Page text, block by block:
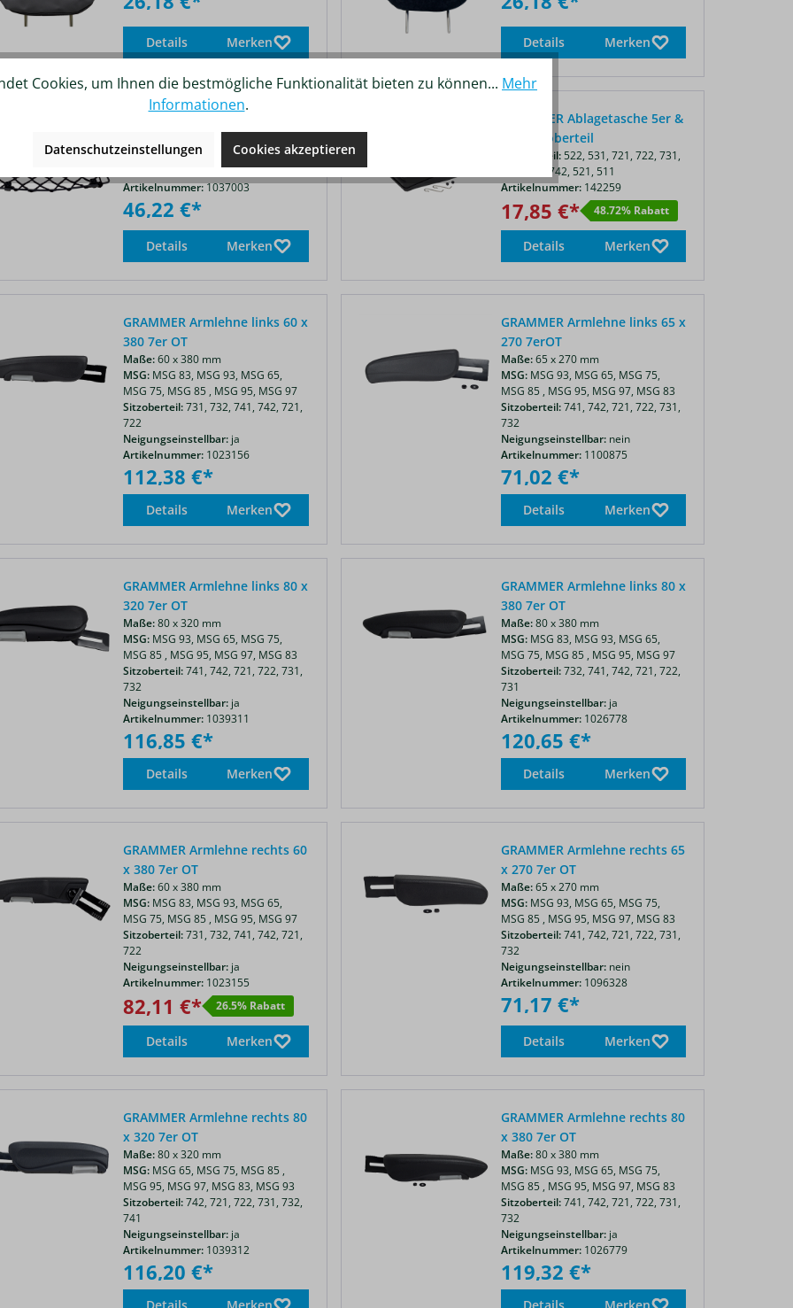
Details Merken Details Merken
Sitzoberteil:732, 742,721, 722,
Artikelnummer:1037003
46,22 €*
Details Merken
GRAMMER Ablagetasche 5er &
7er Sitzoberteil
Sitzoberteil: 522, 531, 721, 722, 731,
742, 521, 511
Artikelnummer: 142259
17,85 €* 48.72% Rabatt
Details Merken
GRAMMER Armlehne links 60 x
380 7er OT
Maße:60 x 380 mm
MSG: MSG 83, MSG 93, MSG 65,
MSG 75, MSG 85 , MSG 95, MSG 97
Sitzoberteil:731, 732, 741, 742, 721,
722
Neigungseinstellbar: ja
Artikelnummer: 1023156
112,38 €*
Details Merken
GRAMMER Armlehne links 65 x
270 7erOT
Maße: 65 x 270 mm
MSG: MSG 93, MSG 65, MSG 75,
MSG 85 , MSG 95, MSG 97, MSG 83
Sitzoberteil: 741, 742, 721, 722, 731,
732
Neigungseinstellbar: nein
Artikelnummer: 1100875
71,02 €*
Details Merken
GRAMMER Armlehne links 80 x
320 7er OT
Maße:80 x 320 mm
MSG: MSG 93, MSG 65, MSG 75,
MSG 85 , MSG 95, MSG 97, MSG 83
Sitzoberteil:741, 742, 721, 722, 731,
732
Neigungseinstellbar: ja
Artikelnummer: 1039311
116,85 €*
Details Merken
GRAMMER Armlehne links 80 x
380 7er OT
Maße: 80 x 380 mm
MSG: MSG 83, MSG 93, MSG 65,
MSG 75, MSG 85 , MSG 95, MSG 97
Sitzoberteil: 732, 741, 742, 721, 722,
731
Neigungseinstellbar: ja
Artikelnummer: 1026778
120,65 €*
Details Merken
GRAMMER Armlehne rechts 60
x 380 7er OT
Maße:60 x 380 mm
MSG: MSG 83, MSG 93, MSG 65,
MSG 75, MSG 85 , MSG 95, MSG 97
Sitzoberteil:731, 732, 741, 742, 721,
722
Neigungseinstellbar: ja
Artikelnummer: 1023155
82,11 €* 26.5% Rabatt
Details Merken
GRAMMER Armlehne rechts 65
x 270 7er OT
Maße: 65 x 270 mm
MSG: MSG 93, MSG 65, MSG 75,
MSG 85 , MSG 95, MSG 97, MSG 83
Sitzoberteil: 741, 742, 721, 722, 731,
732
Neigungseinstellbar: nein
Artikelnummer: 1096328
71,17 €*
Details Merken
GRAMMER Armlehne rechts 80
x 320 7er OT
Maße:80 x 320 mm
MSG: MSG 65, MSG 75, MSG 85 ,
MSG 95, MSG 97, MSG 83, MSG 93
Sitzoberteil:742, 721, 722, 731, 732,
741
Neigungseinstellbar: ja
Artikelnummer: 1039312
116,20 €*
GRAMMER Armlehne rechts 80
x 380 7er OT
Maße: 80 x 380 mm
MSG: MSG 93, MSG 65, MSG 75,
MSG 85 , MSG 95, MSG 97, MSG 83
Sitzoberteil: 741, 742, 721, 722, 731,
732
Neigungseinstellbar: ja
Artikelnummer: 1026779
119,32 €*
Cookies, um Ihnen die bestmögliche Funktionalität bieten zu können... Mehr
Informationen.
Datenschutzeinstellungen Cookies akzeptieren